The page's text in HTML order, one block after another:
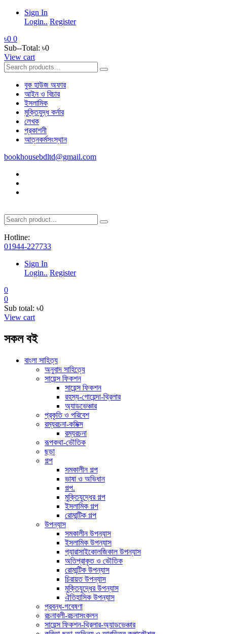
Sign In
Login.. Register
৳0 0
Sub--Total: ৳0
View cart
বুক হাউজ অফার
আইন ও বিচার
ইসলামিক
মুক্তিযুদ্ধ কর্নার
লেখক
প্রকাশনী
আত্নকর্মসংস্থান
bookhousebdltd@gmail.com
Hotline:
01944-227733
Sign In
Login.. Register
0
0
Sub total: ৳0
View cart
সকল বই
বাংলা সাহিত্য
অনুবাদ সাহিত্যে
সায়েন্স ফিকশন
সায়েন্স ফিকশন
রহস্য-গোয়েন্দা-থ্রিলার
অ্যাডভেঞ্চার
প্রকৃতি ও পরিবেশ
রম্যরচনা-কমিক্স
রম্যরচনা
রূপকথা-ভৌতিক
ছড়া
গল্প
সমকালীন গল্প
ভাষা ও অভিধান
গল্প.
মুক্তিযুদ্ধের গল্প
ইসলামিক গল্প
রোমান্টিক গল্প
উপন্যাস
সমকালীন উপন্যাস
ইসলামিক উপন্যাস
প্যারাসাইকোলজিকাল উপন্যাস
অতিপ্রাকৃত ও ভৌতিক
রোমান্টিক উপন্যাস
চিরায়ত উপন্যাস
মুক্তিযুদ্ধের উপন্যাস
ঐতিহাসিক উপন্যাস
প্রবন্ধ-গবেষণা
রচনাবলী-রচনাসংকলন
সায়েন্স ফিকশন-থ্রিলার-অ্যাডভেঞ্চার